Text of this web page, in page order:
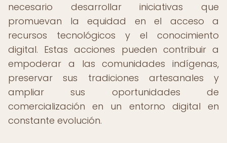
necesario desarrollar iniciativas que
promuevan la equidad en el acceso a
recursos tecnológicos y el conocimiento
digital. Estas acciones pueden contribuir a
empoderar a las comunidades indígenas,
preservar sus tradiciones artesanales y
ampliar sus oportunidades de
comercialización en un entorno digital en
constante evolución.